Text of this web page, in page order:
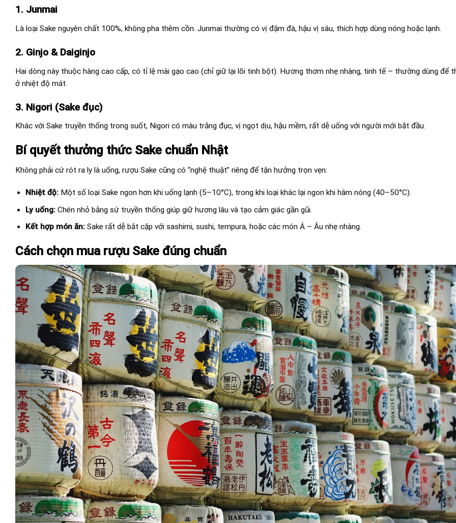
1. Junmai
Là loại Sake nguyên chất 100%, không pha thêm cồn. Junmai thường có vị đậm đà, hậu vị sâu, thích hợp dùng nóng hoặc lạnh.
2. Ginjo & Daiginjo
Hai dòng này thuộc hàng cao cấp, có tỉ lệ mài gạo cao (chỉ giữ lại lõi tinh bột). Hương thơm nhẹ nhàng, tinh tế – thường dùng để
ở nhiệt độ mát.
3. Nigori (Sake đục)
Khác với Sake truyền thống trong suốt, Nigori có màu trắng đục, vị ngọt dịu, hậu mềm, rất dễ uống với người mới bắt đầu.
Bí quyết thưởng thức Sake chuẩn Nhật
Không phải cứ rót ra ly là uống, rượu Sake cũng có “nghệ thuật” riêng để tận hưởng trọn vẹn:
Nhiệt độ:Một số loại Sake ngon hơn khi uống lạnh (5–10°C), trong khi loại khác lại ngon khi hâm nóng (40–50°C).
Ly uống:Chén nhỏ bằng sứ truyền thống giúp giữ hương lâu và tạo cảm giác gần gũi.
Kết hợp món ăn:Sake rất dễ bắt cặp với sashimi, sushi, tempura, hoặc các món Á – Âu nhẹ nhàng.
Cách chọn mua rượu Sake đúng chuẩn